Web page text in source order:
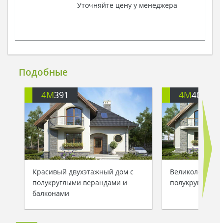
Уточняйте цену у менеджера
Подобные
4M391
Красивый двухэтажный дом с
полукруглыми верандами и
балконами
4M401